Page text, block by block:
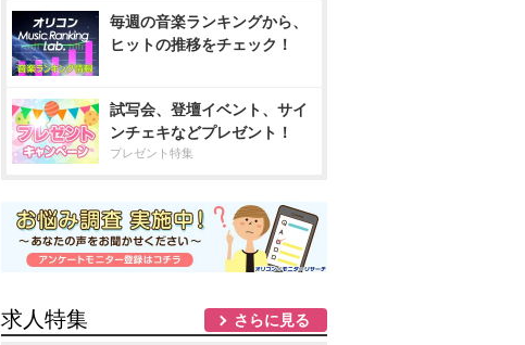
毎週の音楽ランキングから、
ヒットの推移をチェック！
試写会、登壇イベント、サイ
ンチェキなどプレゼント！
プレゼント特集
求人特集 さらに見る